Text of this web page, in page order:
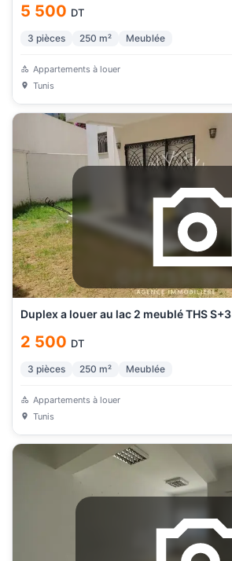
5 500 DT
3 pièces 250 m² Meublée
Appartements à louer
Tunis
Duplex a louer au lac 2 meublé THS S+3
2 500 DT
3 pièces 250 m² Meublée
Appartements à louer
Tunis